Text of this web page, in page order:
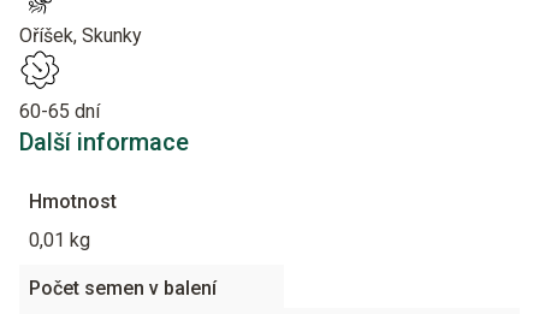
Oříšek, Skunky
60-65 dní
Další informace
Hmotnost
0,01 kg
Počet semen v balení